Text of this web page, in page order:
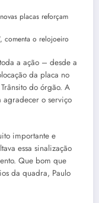
comenta o relojoeiro
a ação – desde a
da placa no
do órgão. A
agradecer o serviço
importante e
essa sinalização
Que bom que
da quadra, Paulo